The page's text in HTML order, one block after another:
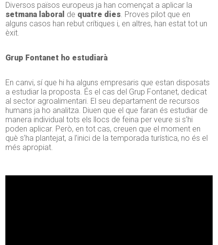
Diversos països europeus ja han començat a aplicar la
setmana laboral de quatre dies. Proves pilot que en
alguns casos han rebut crítiques i, en altres, han estat tot un
èxit.
Grup Fontanet ho estudiarà
En canvi, sí que hi ha alguns empresaris que estan disposats
a estudiar la proposta. És el cas del Grup Fontanet, dedicat
al sector agroalimentari. El seu departament de recursos
humans ja ho analitza. Diuen que el que faran és estudiar de
manera individual tots els llocs de feina per veure si s’hi
poden aplicar. Però, en tot cas, creuen que el moment en
què s’ha plantejat, a l’inici de la temporada turística, no és el
més apropiat.